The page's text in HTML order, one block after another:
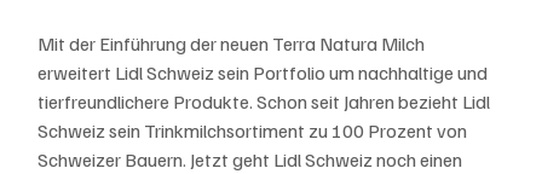
Mit der Einführung der neuen Terra Natura Milch
erweitert Lidl Schweiz sein Portfolio um nachhaltige und
tierfreundlichere Produkte. Schon seit Jahren bezieht Lidl
Schweiz sein Trinkmilchsortiment zu 100 Prozent von
Schweizer Bauern. Jetzt geht Lidl Schweiz noch einen